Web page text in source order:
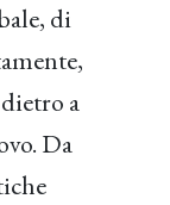
di
a
Da